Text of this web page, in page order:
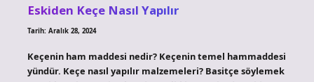
Eskiden Keçe Nasıl Yapılır
Tarih: Aralık 28, 2024
Keçenin ham maddesi nedir? Keçenin temel hammaddesi
yündür. Keçe nasıl yapılır malzemeleri? Basitçe söylemek